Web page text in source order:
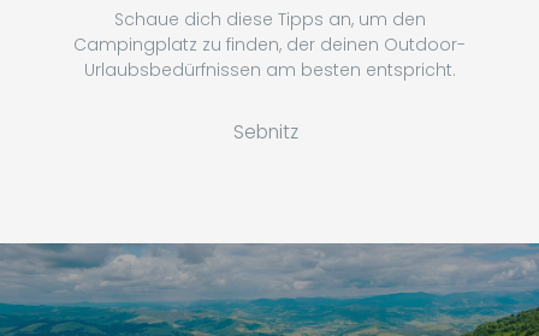
Schaue dich diese Tipps an, um den
Campingplatz zu finden, der deinen Outdoor-
Urlaubsbedürfnissen am besten entspricht.
Sebnitz